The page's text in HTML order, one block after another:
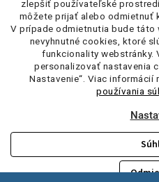
zlepšiť používateľské
môžete prijať alebo odmietnuť
V prípade odmietnutia bude
nevyhnutné cookies, ktoré
funkcionality webstránky.
personalizovať nastavenia
Nastavenie“. Viac informácií
používania
. Všetky